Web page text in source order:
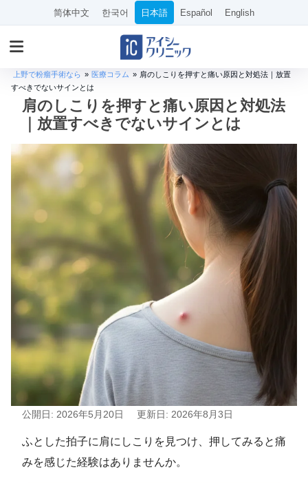
简体中文 한국어 日本語 Español English
上野で粉瘤手術なら » 医療コラム » 肩のしこりを押すと痛い原因と対処法｜放置
すべきでないサインとは
肩のしこりを押すと痛い原因と対処法
｜放置すべきでないサインとは
公開日: 2026年5月20日 更新日: 2026年8月3日
ふとした拍子に肩にしこりを見つけ、押してみると痛
みを感じた経験はありませんか。